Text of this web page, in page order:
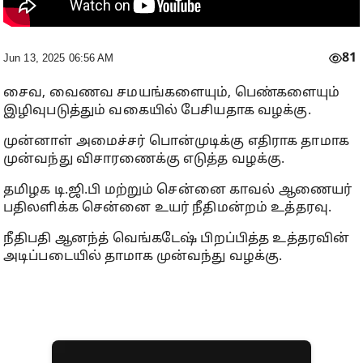
Jun 13, 2025 06:56 AM 81
சைவ, வைணவ சமயங்களையும், பெண்களையும்
இழிவுபடுத்தும் வகையில் பேசியதாக வழக்கு.
முன்னாள் அமைச்சர் பொன்முடிக்கு எதிராக தாமாக
முன்வந்து விசாரணைக்கு எடுத்த வழக்கு.
தமிழக டி.ஜி.பி மற்றும் சென்னை காவல் ஆணையர்
பதிலளிக்க சென்னை உயர் நீதிமன்றம் உத்தரவு.
நீதிபதி ஆனந்த் வெங்கடேஷ் பிறப்பித்த உத்தரவின்
அடிப்படையில் தாமாக முன்வந்து வழக்கு.